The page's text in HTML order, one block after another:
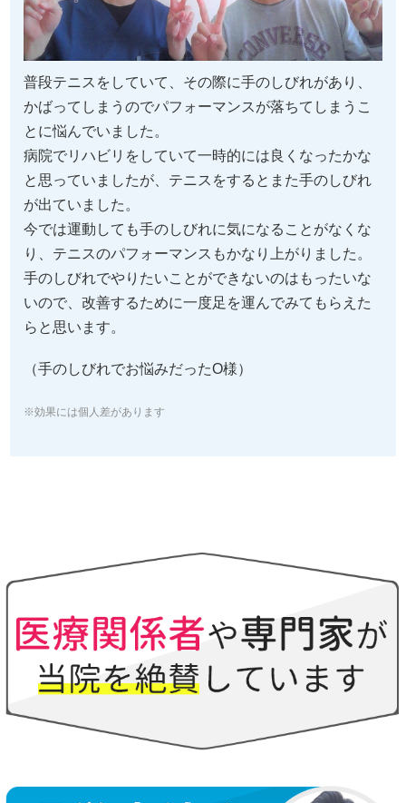
普段テニスをしていて、その際に手のしびれがあり、
かばってしまうのでパフォーマンスが落ちてしまうこ
とに悩んでいました。
病院でリハビリをしていて一時的には良くなったかな
と思っていましたが、テニスをするとまた手のしびれ
が出ていました。
今では運動しても手のしびれに気になることがなくな
り、テニスのパフォーマンスもかなり上がりました。
手のしびれでやりたいことができないのはもったいな
いので、改善するために一度足を運んでみてもらえた
らと思います。
（手のしびれでお悩みだったO様）
※効果には個人差があります